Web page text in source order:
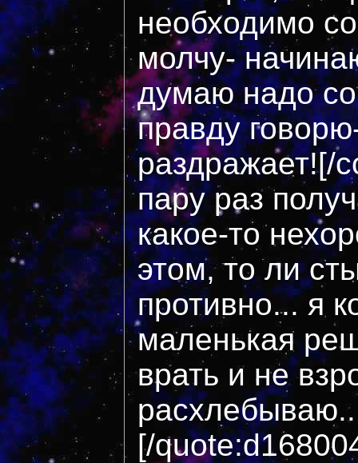
необходимо
молчу-
думаю надо
правду
раздражает![/
пару раз
какое-то
этом, то ли
противно... я
маленькая
врать и не
[/